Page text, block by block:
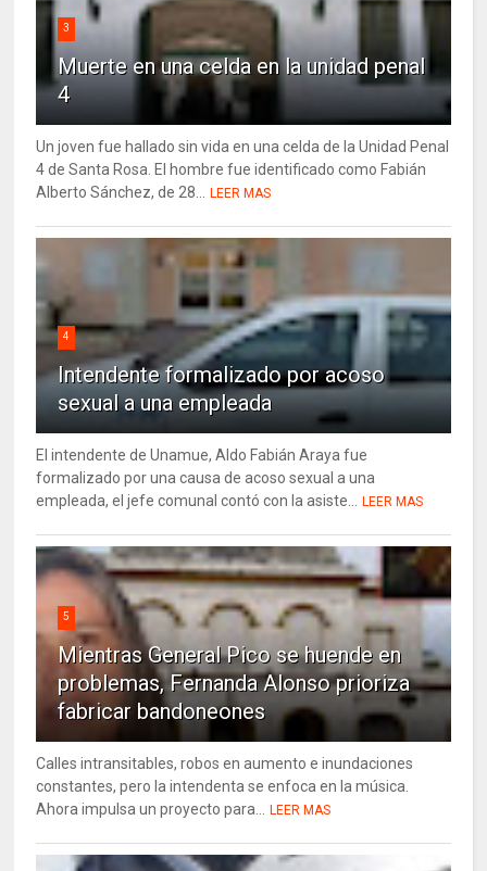
3
Muerte en una celda en la unidad penal
4
Un joven fue hallado sin vida en una celda de la Unidad Penal
4 de Santa Rosa. El hombre fue identificado como Fabián
Alberto Sánchez, de 28... LEER MAS
4
Intendente formalizado por acoso
sexual a una empleada
El intendente de Unamue, Aldo Fabián Araya fue
formalizado por una causa de acoso sexual a una
empleada, el jefe comunal contó con la asiste... LEER MAS
5
Mientras General Pico se huende en
problemas, Fernanda Alonso prioriza
fabricar bandoneones
Calles intransitables, robos en aumento e inundaciones
constantes, pero la intendenta se enfoca en la música.
Ahora impulsa un proyecto para... LEER MAS